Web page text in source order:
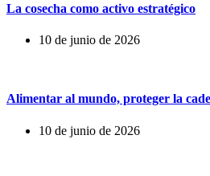
La cosecha como activo estratégico
10 de junio de 2026
Alimentar al mundo, proteger la
10 de junio de 2026